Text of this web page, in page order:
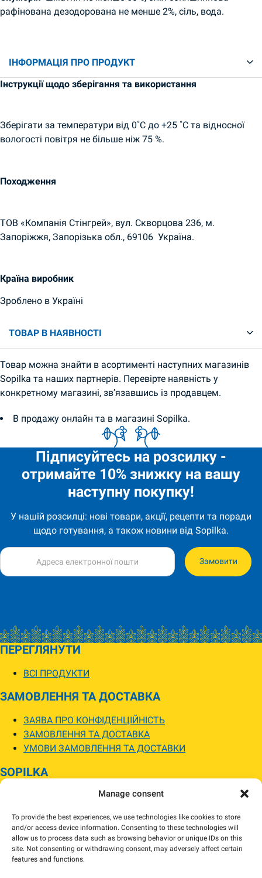
Manage consent
To provide the best experiences, we use technologies like cookies to store
and/or access device information. Consenting to these technologies will
allow us to process data such as browsing behavior or unique IDs on this
site. Not consenting or withdrawing consent, may adversely affect certain
features and functions.
рафінована дезодорована не менше 2%, сіль, вода.
ІНФОРМАЦІЯ ПРО ПРОДУКТ
Інструкції щодо зберігання та використання
Зберігати за температури від 0˚С до +25 ˚С та відносної
вологості повітря не більше ніж 75 %.
Походження
ТОВ «Компанія Стінгрей», вул. Скворцова 236, м.
Запоріжжя, Запорізька обл., 69106 Україна.
Країна виробник
Зроблено в Україні
ТОВАР В НАЯВНОСТІ
Товар можна знайти в асортименті наступних магазинів
Sopilka та наших партнерів. Перевірте наявність у
конкретному магазині, зв’язавшись із продавцем.
В продажу онлайн та в магазині Sopilka.
Підписуйтесь на розсилку -
отримайте 10% знижку на вашу
наступну покупку!
У нашій розсилці: нові товари, акції, рецепти та поради
щодо готування, а також новини від Sopilka.
Замовити
ПЕРЕГЛЯНУТИ
ВСІ ПРОДУКТИ
ЗАМОВЛЕННЯ ТА ДОСТАВКА
ЗАЯВА ПРО КОНФІДЕНЦІЙНІСТЬ
ЗАМОВЛЕННЯ ТА ДОСТАВКА
УМОВИ ЗАМОВЛЕННЯ ТА ДОСТАВКИ
SOPILKA
МАГАЗИНИ SOPILKA
НОВИНИ
Зображення товарів на вебсайті можуть відрізнятися від їхнього